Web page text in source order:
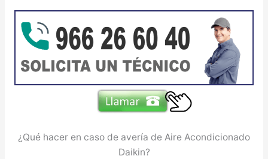
¿Qué hacer en caso de avería de Aire Acondicionado
Daikin?